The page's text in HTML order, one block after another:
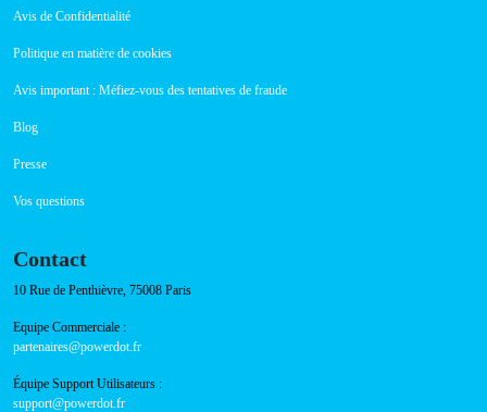
Avis de Confidentialité
Politique en matière de cookies
Avis important : Méfiez-vous des tentatives de fraude
Blog
Presse
Vos questions
Contact
10 Rue de Penthièvre, 75008 Paris
Equipe Commerciale :
partenaires@powerdot.fr
Équipe Support Utilisateurs :
support@powerdot.fr